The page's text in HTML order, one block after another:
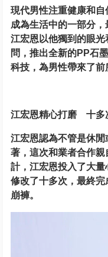
現代男性注重健康和
成為生活中的一部分
江宏恩以他獨到的眼
問，推出全新的PP石
科技，為男性帶來了前
江宏恩精心打磨 十多
江宏恩認為不管是休
著，這次和業者合作
計，江宏恩投入了大
修改了十多次，最終
崩褲。